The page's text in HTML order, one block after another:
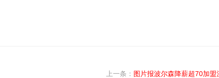
上一条： 图片报波尔森降薪超70加